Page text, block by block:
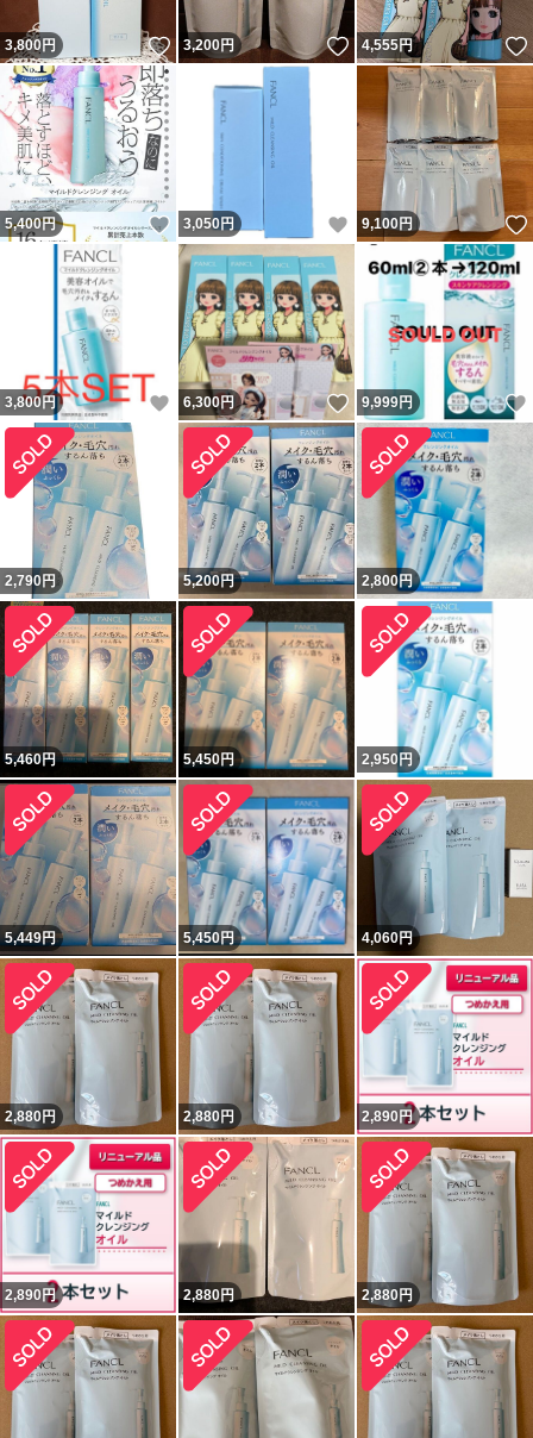
3,800円 いいね！
3,200円 いいね！
4,555円
5,400円 いいね！
3,050円 いいね！
9,100円
3,800円 いいね！
6,300円 いいね！
9,999円
2,790円 5,200円 2,800円
5,460円 5,450円 2,950円
5,449円 5,450円 4,060円
2,880円 2,880円 2,890 円
2,890 円 2,880円 2,880円